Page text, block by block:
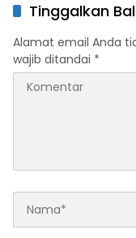
Tinggalkan
Alamat email Anda
wajib ditandai *